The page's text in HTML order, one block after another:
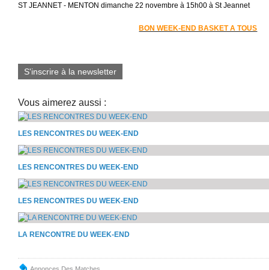
ST JEANNET - MENTON dimanche 22 novembre à 15h00 à St Jeannet
BON WEEK-END BASKET A TOUS
S'inscrire à la newsletter
Vous aimerez aussi :
LES RENCONTRES DU WEEK-END
LES RENCONTRES DU WEEK-END
LES RENCONTRES DU WEEK-END
LA RENCONTRE DU WEEK-END